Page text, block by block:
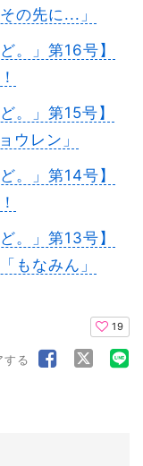
の先に...」
。」第16号】
。」第15号】
ウレン」
。」第14号】
。」第13号】
もなみん」
19
する